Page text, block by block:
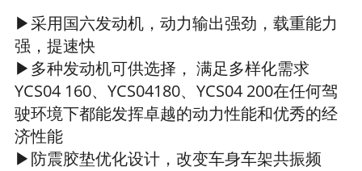
▶采用国六发动机，动力输出强劲，载重能力
强，提速快
▶多种发动机可供选择， 满足多样化需求
YCS04 160、YCS04180、YCS04 200在任何驾
驶环境下都能发挥卓越的动力性能和优秀的经
济性能
▶防震胶垫优化设计，改变车身车架共振频